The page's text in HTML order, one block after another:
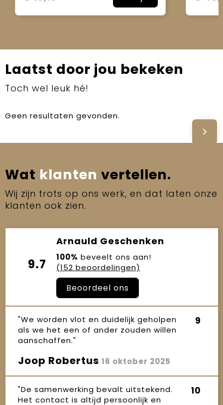
Laatst door jou bekeken
Toch wel leuk hé!
Geen resultaten gevonden.
Wat klanten vertellen.
Wij zijn trots op ons werk, en dat laten onze
klanten ook zien.
9.7
Arnauld Geschenken
100% beveelt ons aan!
(152 beoordelingen)
Beoordeel ons
"We worden vlot en duidelijk geholpen
als we het een of ander zouden willen
aanschaffen."
9
Joop Robertus 16 oktober 2025
"De samenwerking bevalt uitstekend.
Het contact is altijd persoonlijk en
10